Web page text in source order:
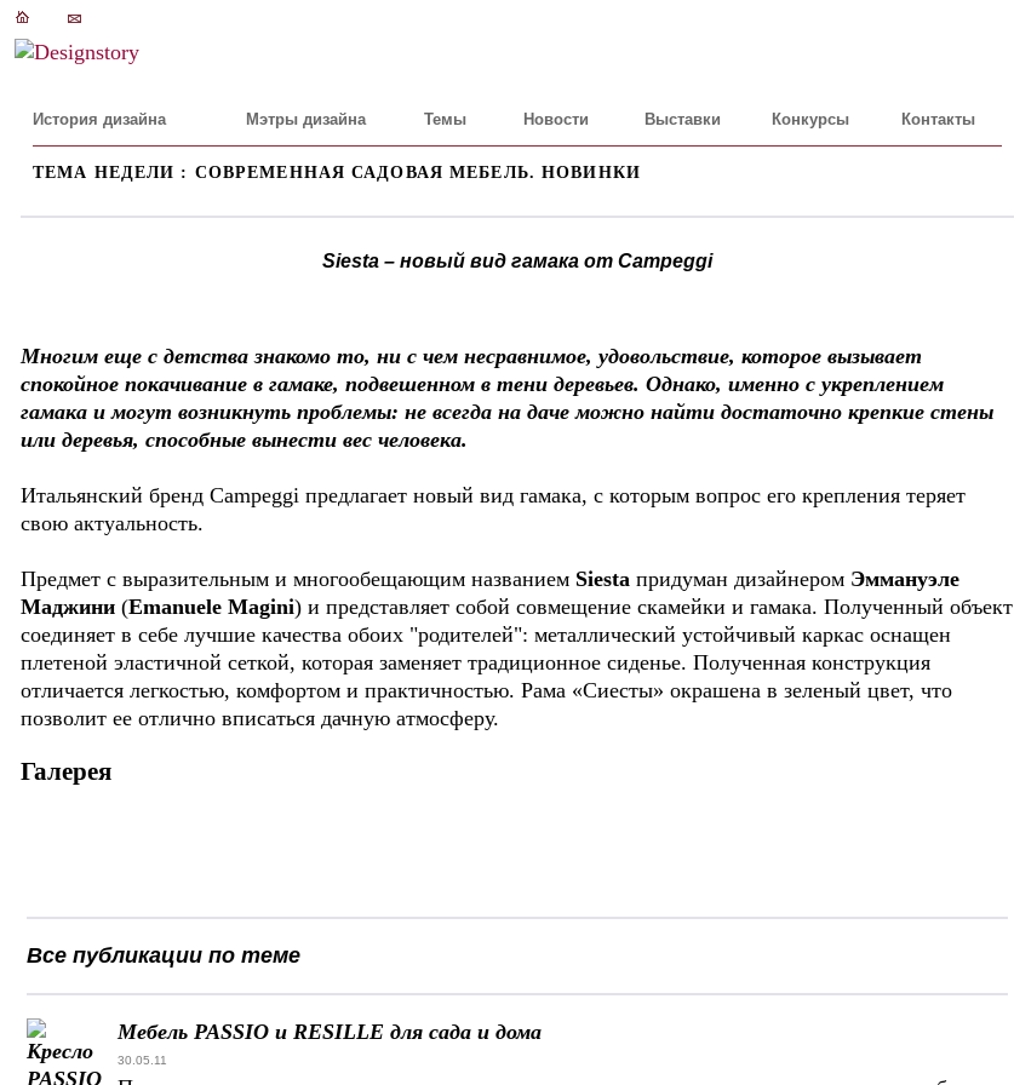
История дизайна Мэтры дизайна Темы Новости Выставки Конкурсы Контакты
ТЕМА НЕДЕЛИ : СОВРЕМЕННАЯ САДОВАЯ МЕБЕЛЬ. НОВИНКИ
Siesta – новый вид гамака от Сampeggi
Многим еще с детства знакомо то, ни с чем несравнимое, удовольствие, которое вызывает
спокойное покачивание в гамаке, подвешенном в тени деревьев. Однако, именно с укреплением
гамака и могут возникнуть проблемы: не всегда на даче можно найти достаточно крепкие стены
или деревья, способные вынести вес человека.
Итальянский бренд Сampeggi предлагает новый вид гамака, с которым вопрос его крепления теряет
свою актуальность.
Предмет с выразительным и многообещающим названием Siesta придуман дизайнером Эммануэле
Маджини (Emanuele Magini) и представляет собой совмещение скамейки и гамака. Полученный объект
соединяет в себе лучшие качества обоих "родителей": металлический устойчивый каркас оснащен
плетеной эластичной сеткой, которая заменяет традиционное сиденье. Полученная конструкция
отличается легкостью, комфортом и практичностью. Рама «Сиесты» окрашена в зеленый цвет, что
позволит ее отлично вписаться дачную атмосферу.
Галерея
Все публикации по теме
Мебель PASSIO и RESILLE для сада и дома
30.05.11